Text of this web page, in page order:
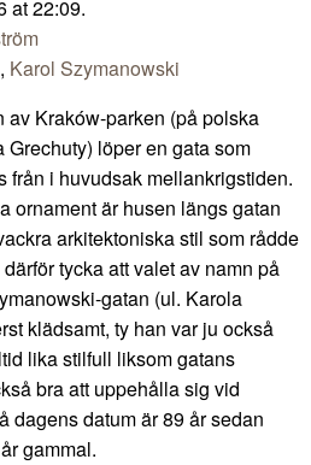
at 22:09.
, Karol Szymanowski
Kraków-parken (på polska
löper en gata som
från i huvudsak mellankrigstiden.
ornament är husen längs gatan
arkitektoniska stil som rådde
tycka att valet av namn på
gatan (ul. Karola
klädsamt, ty han var ju också
lika stilfull liksom gatans
bra att uppehålla sig vid
dagens datum är 89 år sedan
gammal.